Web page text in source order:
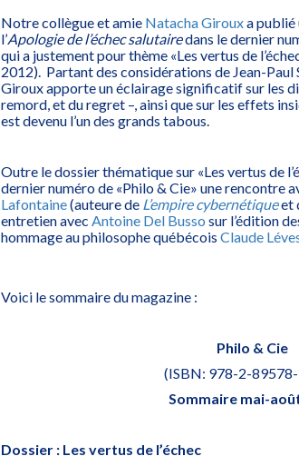
Notre collègue et amie Natacha Girouxa
l’Apologie de l’échec salutairedans le dernier
qui a justement pour thème «Les vertus de
2012). Partant des considérations de Jean-Paul
Giroux apporte un éclairage significatif sur les
remord, et du regret –, ainsi que sur les effets
est devenu l’un des grands tabous.
Outre le dossier thématique sur «Les vertus de
dernier numéro de «Philo & Cie» une rencontre
Lafontaine(auteure de L’empire cybernétiqueet
entretien avec Antoine Del Busso sur l’édition
hommage au philosophe québécois Claude
Voici le sommaire du magazine :
Philo & Cie
(ISBN: 978-2-
Sommaire mai-
Dossier : Les vertus de l’échec